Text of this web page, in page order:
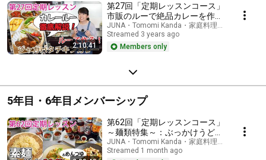
2:10:41
第27回「定期レッスンコース」
市販のルーで絶品カレーを作ろ
う：ゴロゴロじゃがいものバタ
ーチキンカレー、夏野菜の作り
おきなど
JUNA・Tomomi Kanda・家庭料理研究家
Streamed 3 years ago
Members only
5年目・6年目メンバーシップ
第62回「定期レッスンコース」
～麺類特集～：ぶっかけうど
ん、お酢でいただく焼きうど
ん、そうめん&めんつゆアレン
JUNA・Tomomi Kanda・家庭料理研究家
Streamed 1 month ago